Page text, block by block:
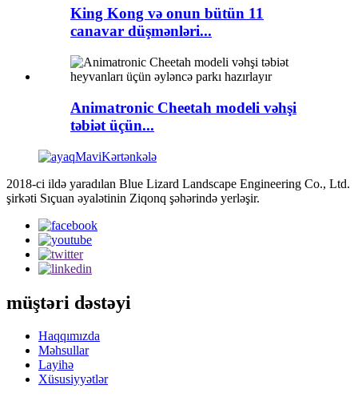
King Kong və onun bütün 11
canavar düşmənləri...
Animatronic Cheetah modeli vəhşi
təbiət üçün...
2018-ci ildə yaradılan Blue Lizard Landscape Engineering Co., Ltd.
şirkəti Sıçuan əyalətinin Ziqonq şəhərində yerləşir.
müştəri dəstəyi
Haqqımızda
Məhsullar
Layihə
Xüsusiyyətlər